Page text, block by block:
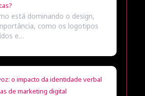
está dominando o design,
como os logotipos
e…
o impacto da identidade verbal
de marketing digital